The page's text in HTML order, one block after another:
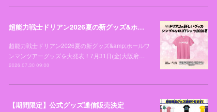
超能力戦士ドリアン2026夏の新グッズ&ホールワンマンツアーグッズを大発表！
超能力戦士ドリアン2026夏の新グッズ&amp;ホールワ
ンマンツアーグッズを大発表！7月31日(金)大阪府…
2026.07.30 09:00
【期間限定】公式グッズ通信販売決定